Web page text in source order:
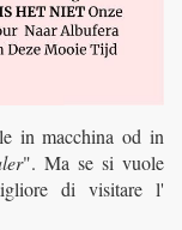
in macchina od in
". Ma se si vuole
di visitare l'